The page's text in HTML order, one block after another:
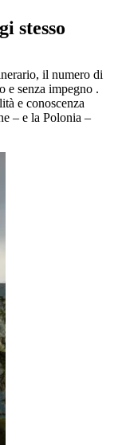
stesso
il numero di
e senza impegno .
e conoscenza
– e la Polonia –